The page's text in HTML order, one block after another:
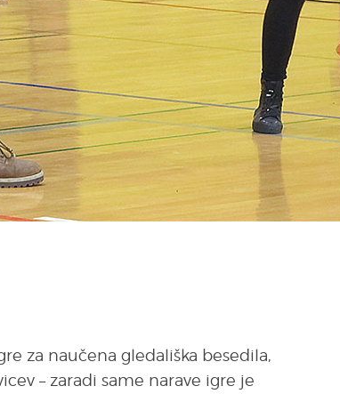
za naučena gledališka besedila,
– zaradi same narave igre je